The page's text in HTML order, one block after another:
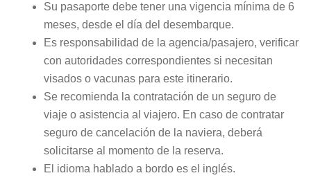
Su pasaporte debe tener una vigencia mínima de 6
meses, desde el día del desembarque.
Es responsabilidad de la agencia/pasajero, verificar
con autoridades correspondientes si necesitan
visados o vacunas para este itinerario.
Se recomienda la contratación de un seguro de
viaje o asistencia al viajero. En caso de contratar
seguro de cancelación de la naviera, deberá
solicitarse al momento de la reserva.
El idioma hablado a bordo es el inglés.